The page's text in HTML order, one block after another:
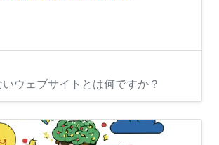
ウェブサイトとは何ですか？